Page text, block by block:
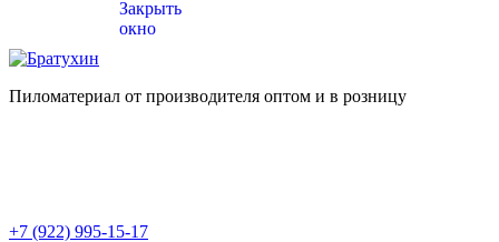
Пиломатериал от производителя оптом и в розницу
+7 (922) 995-15-17